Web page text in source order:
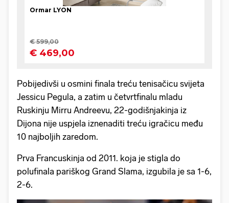
Pobijedivši u osmini finala treću tenisačicu svijeta
Jessicu Pegula, a zatim u četvrtfinalu mladu
Ruskinju Mirru Andreevu, 22-godišnjakinja iz
Dijona nije uspjela iznenaditi treću igračicu među
10 najboljih zaredom.
Prva Francuskinja od 2011. koja je stigla do
polufinala pariškog Grand Slama, izgubila je sa 1-6,
2-6.